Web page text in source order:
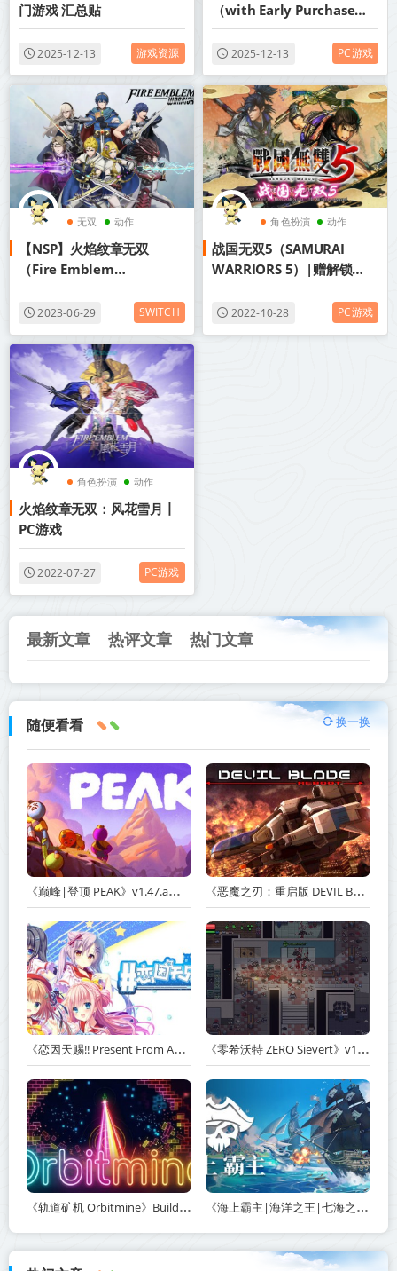
门游戏 汇总贴
2025-12-13 游戏资源
（with Early Purchase
Bonus）中文版网盘下载
2025-12-13 PC游戏
无双 动作
角色扮演
【NSP】火焰纹章无双
（Fire Emblem
Warriors） 丨2017年
switch游戏丨阿里云盘/百
度网盘
2023-06-29 SWITCH
角色扮演 动作
无双
战国无双5（SAMURAI
WARRIORS 5）|赠解锁存
档|多项修改器|百度网盘/天
翼云2022-10-28 PC游戏
角色扮演 动作
无双
火焰纹章无双：风花雪月丨
PC游戏
2022-07-27 PC游戏
最新文章 热评文章 热门文章
随便看看 换一换
《巅峰|登顶 PEAK》v1.47.a【单机+联机】丨中文版网盘下载 《恶魔之刃：重启版 DEVIL BLADE REBOOT》v1.2.4-免安装中文版丨中文版网盘下载
《恋因天赐!! Present From Angel Template!! An Angel's Gift》Build.23930554-免安装中文版丨中文版网盘下载 《零希沃特 ZERO Sievert》v1.2.59-免安装中文版丨中文版网盘下载
《轨道矿机 Orbitmine》Build.24135737-免安装中文版丨中文版网盘下载 《海上霸主|海洋之王|七海之王 King of Seas》v1.20-免安装中文版丨中文版网盘下载